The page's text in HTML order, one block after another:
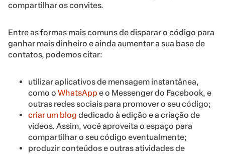
compartilhar os convites.
Entre as formas mais comuns de disparar o código para
ganhar mais dinheiro e ainda aumentar a sua base de
contatos, podemos citar:
utilizar aplicativos de mensagem instantânea,
como o WhatsApp e o Messenger do Facebook, e
outras redes sociais para promover o seu código;
criar um blog dedicado à edição e a criação de
vídeos. Assim, você aproveita o espaço para
compartilhar o seu código eventualmente;
produzir conteúdos e outras atividades de